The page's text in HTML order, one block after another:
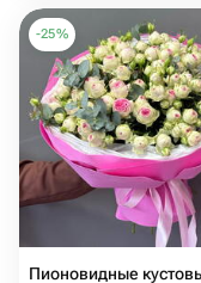
-25%
Пионовидные